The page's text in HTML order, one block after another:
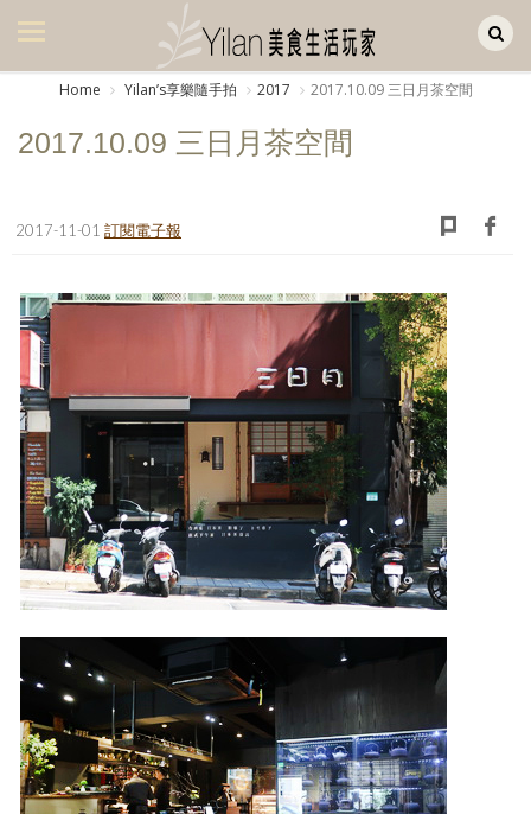
美食集
生活風
書房集
日記簿
餐桌週記
享樂隨手拍
照相簿
影音區
創意出版服務
歷史區
關於Yilan
個人著作
Home Yilanʼs享樂隨手拍 2017 2017.10.09 三日月茶空間
2017.10.09 三日月茶空間
2017-11-01 訂閱電子報